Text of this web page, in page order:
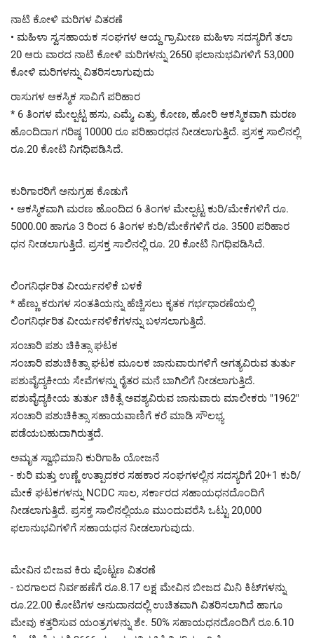
ನಾಟಿ ಕೋಳಿ ಮರಿಗಳ ವಿತರಣೆ
• ಮಹಿಳಾ ಸ್ವಸಹಾಯಕ ಸಂಘಗಳ ಆಯ್ದ ಗ್ರಾಮೀಣ ಮಹಿಳಾ ಸದಸ್ಯರಿಗೆ ತಲಾ
20 ಆರು ವಾರದ ನಾಟಿ ಕೋಳಿ ಮರಿಗಳನ್ನು 2650 ಫಲಾನುಭವಿಗಳಿಗೆ 53,000
ಕೋಳಿ ಮರಿಗಳನ್ನು ವಿತರಿಸಲಾಗುವುದು
ರಾಸುಗಳ ಆಕಸ್ಮಿಕ ಸಾವಿಗೆ ಪರಿಹಾರ
* 6 ತಿಂಗಳ ಮೇಲ್ಪಟ್ಟ ಹಸು, ಎಮ್ಮೆ, ಎತ್ತು, ಕೋಣ, ಹೋರಿ ಆಕಸ್ಮಿಕವಾಗಿ ಮರಣ
ಹೊಂದಿದಾಗ ಗರಿಷ್ಠ 10000 ರೂ ಪರಿಹಾರಧನ ನೀಡಲಾಗುತ್ತಿದೆ. ಪ್ರಸಕ್ತ ಸಾಲಿನಲ್ಲಿ
ರೂ.20 ಕೋಟಿ ನಿಗಧಿಪಡಿಸಿದೆ.
ಕುರಿಗಾರರಿಗೆ ಅನುಗ್ರಹ ಕೊಡುಗೆ
• ಆಕಸ್ಮಿಕವಾಗಿ ಮರಣ ಹೊಂದಿದ 6 ತಿಂಗಳ ಮೇಲ್ಪಟ್ಟ ಕುರಿ/ಮೇಕೆಗಳಿಗೆ ರೂ.
5000.00 ಹಾಗೂ 3 ರಿಂದ 6 ತಿಂಗಳ ಕುರಿ/ಮೇಕೆಗಳಿಗೆ ರೂ. 3500 ಪರಿಹಾರ
ಧನ ನೀಡಲಾಗುತ್ತಿದೆ. ಪ್ರಸಕ್ತ ಸಾಲಿನಲ್ಲಿ ರೂ. 20 ಕೋಟಿ ನಿಗಧಿಪಡಿಸಿದೆ.
ಲಿಂಗನಿರ್ಧರಿತ ವೀರ್ಯನಳಿಕೆ ಬಳಕೆ
* ಹೆಣ್ಣು ಕರುಗಳ ಸಂತತಿಯನ್ನು ಹೆಚ್ಚಿಸಲು ಕೃತಕ ಗರ್ಭಧಾರಣೆಯಲ್ಲಿ
ಲಿಂಗನಿರ್ಧರಿತ ವೀರ್ಯನಳಿಕೆಗಳನ್ನು ಬಳಸಲಾಗುತ್ತಿದೆ.
ಸಂಚಾರಿ ಪಶು ಚಿಕಿತ್ಸಾ ಘಟಕ
ಸಂಚಾರಿ ಪಶುಚಿಕಿತ್ಸಾ ಘಟಕ ಮೂಲಕ ಜಾನುವಾರುಗಳಿಗೆ ಅಗತ್ಯವಿರುವ ತುರ್ತು
ಪಶುವೈದ್ಯಕೀಯ ಸೇವೆಗಳನ್ನು ರೈತರ ಮನೆ ಬಾಗಿಲಿಗೆ ನೀಡಲಾಗುತ್ತಿದೆ.
ಪಶುವೈದ್ಯಕೀಯ ತುರ್ತು ಚಿಕಿತ್ಸೆ ಅವಶ್ಯವಿರುವ ಜಾನುವಾರು ಮಾಲೀಕರು "1962"
ಸಂಚಾರಿ ಪಶುಚಿಕಿತ್ಸಾ ಸಹಾಯವಾಣಿಗೆ ಕರೆ ಮಾಡಿ ಸೌಲಭ್ಯ
ಪಡೆಯಬಹುದಾಗಿರುತ್ತದೆ.
ಅಮೃತ ಸ್ವಾಭಿಮಾನಿ ಕುರಿಗಾಹಿ ಯೋಜನೆ
- ಕುರಿ ಮತ್ತು ಉಣ್ಣೆ ಉತ್ಪಾದಕರ ಸಹಕಾರ ಸಂಘಗಳಲ್ಲಿನ ಸದಸ್ಯರಿಗೆ 20+1 ಕುರಿ/
ಮೇಕೆ ಘಟಕಗಳನ್ನು NCDC ಸಾಲ, ಸರ್ಕಾರದ ಸಹಾಯಧನದೊಂದಿಗೆ
ನೀಡಲಾಗುತ್ತಿದೆ. ಪ್ರಸಕ್ತ ಸಾಲಿನಲ್ಲಿಯೂ ಮುಂದುವರೆಸಿ ಒಟ್ಟು 20,000
ಫಲಾನುಭವಿಗಳಿಗೆ ಸಹಾಯಧನ ನೀಡಲಾಗುವುದು.
ಮೇವಿನ ಬೀಜವ ಕಿರು ಪೊಟ್ಟಣ ವಿತರಣೆ
- ಬರಗಾಲದ ನಿರ್ವಹಣೆಗೆ ರೂ.8.17 ಲಕ್ಷ ಮೇವಿನ ಬೀಜದ ಮಿನಿ ಕಿಟ್‌ಗಳನ್ನು
ರೂ.22.00 ಕೋಟಿಗಳ ಅನುದಾನದಲ್ಲಿ ಉಚಿತವಾಗಿ ವಿತರಿಸಲಾಗಿದೆ ಹಾಗೂ
ಮೇವು ಕತ್ತರಿಸುವ ಯಂತ್ರಗಳನ್ನು ಶೇ. 50% ಸಹಾಯಧನದೊಂದಿಗೆ ರೂ.6.10